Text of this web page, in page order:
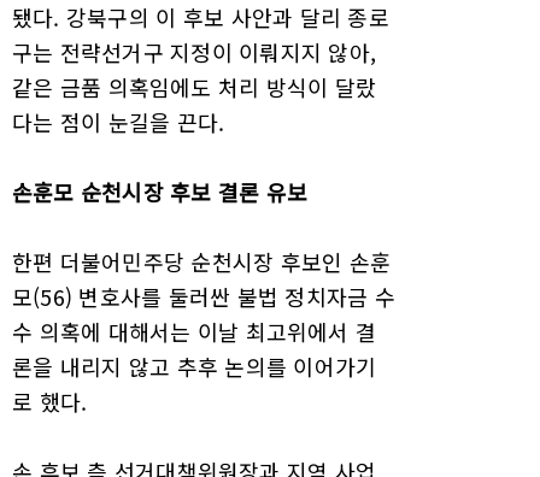
됐다. 강북구의 이 후보 사안과 달리 종로
구는 전략선거구 지정이 이뤄지지 않아,
같은 금품 의혹임에도 처리 방식이 달랐
다는 점이 눈길을 끈다.
손훈모 순천시장 후보 결론 유보
한편 더불어민주당 순천시장 후보인 손훈
모(56) 변호사를 둘러싼 불법 정치자금 수
수 의혹에 대해서는 이날 최고위에서 결
론을 내리지 않고 추후 논의를 이어가기
로 했다.